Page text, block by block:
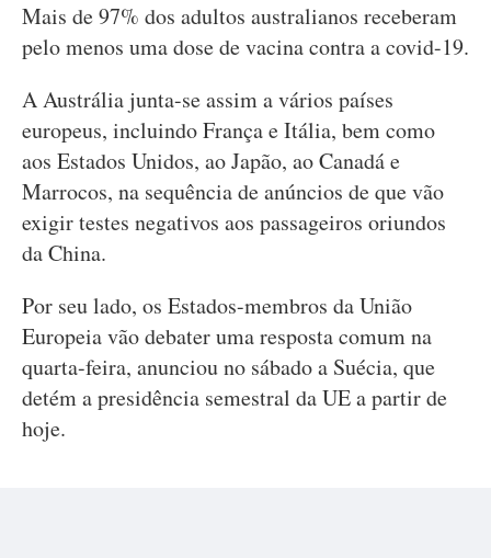
Mais de 97% dos adultos australianos receberam
pelo menos uma dose de vacina contra a covid-19.
A Austrália junta-se assim a vários países
europeus, incluindo França e Itália, bem como
aos Estados Unidos, ao Japão, ao Canadá e
Marrocos, na sequência de anúncios de que vão
exigir testes negativos aos passageiros oriundos
da China.
Por seu lado, os Estados-membros da União
Europeia vão debater uma resposta comum na
quarta-feira, anunciou no sábado a Suécia, que
detém a presidência semestral da UE a partir de
hoje.